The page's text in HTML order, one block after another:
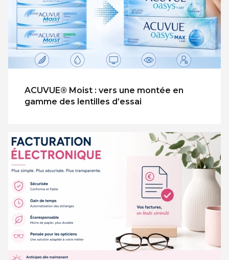
ACUVUE® Moist : vers une montée en
gamme des lentilles d’essai